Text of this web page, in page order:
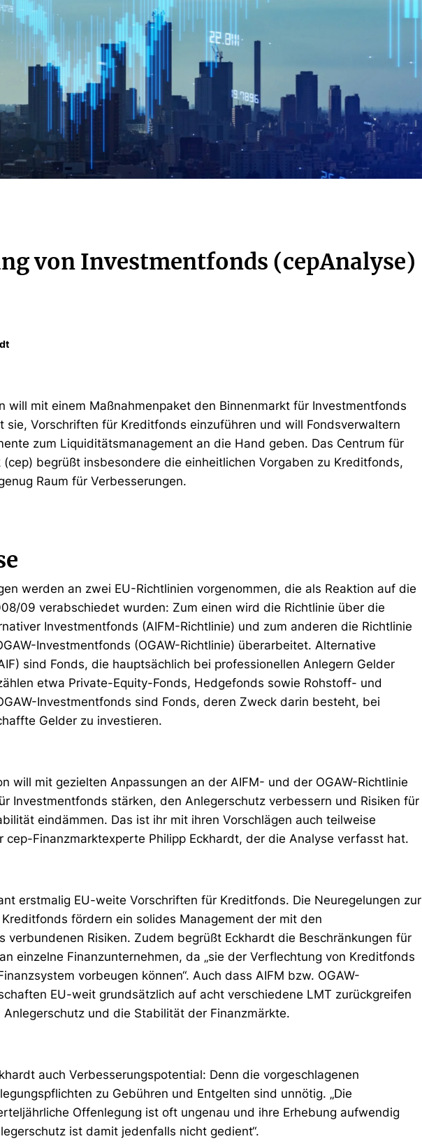
von Investmentfonds (cepAnalyse)
will mit einem Maßnahmenpaket den Binnenmarkt für Investmentfonds
sie, Vorschriften für Kreditfonds einzuführen und will Fondsverwaltern
zum Liquiditätsmanagement an die Hand geben. Das Centrum für
(cep) begrüßt insbesondere die einheitlichen Vorgaben zu Kreditfonds,
Raum für Verbesserungen.
werden an zwei EU-Richtlinien vorgenommen, die als Reaktion auf die
09 verabschiedet wurden: Zum einen wird die Richtlinie über die
Investmentfonds (AIFM-Richtlinie) und zum anderen die Richtlinie
Investmentfonds (OGAW-Richtlinie) überarbeitet. Alternative
sind Fonds, die hauptsächlich bei professionellen Anlegern Gelder
etwa Private-Equity-Fonds, Hedgefonds sowie Rohstoff- und
Investmentfonds sind Fonds, deren Zweck darin besteht, bei
Gelder zu investieren.
will mit gezielten Anpassungen an der AIFM- und der OGAW-Richtlinie
Investmentfonds stärken, den Anlegerschutz verbessern und Risiken für
eindämmen. Das ist ihr mit ihren Vorschlägen auch teilweise
cep-Finanzmarktexperte Philipp Eckhardt, der die Analyse verfasst hat.
erstmalig EU-weite Vorschriften für Kreditfonds. Die Neuregelungen zur
fördern ein solides Management der mit den
verbundenen Risiken. Zudem begrüßt Eckhardt die Beschränkungen für
einzelne Finanzunternehmen, da „sie der Verflechtung von Kreditfonds
vorbeugen können“. Auch dass AIFM bzw. OGAW-
EU-weit grundsätzlich auf acht verschiedene LMT zurückgreifen
und die Stabilität der Finanzmärkte.
auch Verbesserungspotential: Denn die vorgeschlagenen
zu Gebühren und Entgelten sind unnötig. „Die
Offenlegung ist oft ungenau und ihre Erhebung aufwendig
ist damit jedenfalls nicht gedient“.